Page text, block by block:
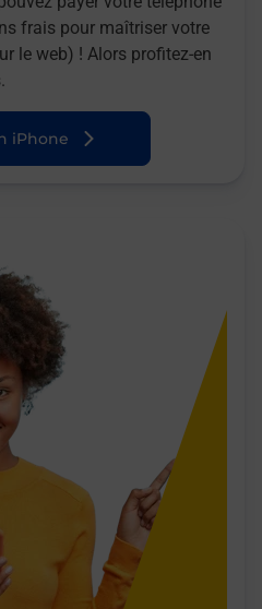
frais pour maîtriser votre
le web) ! Alors profitez-en
iPhone